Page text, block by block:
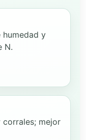
humedad y
N.
corrales; mejor